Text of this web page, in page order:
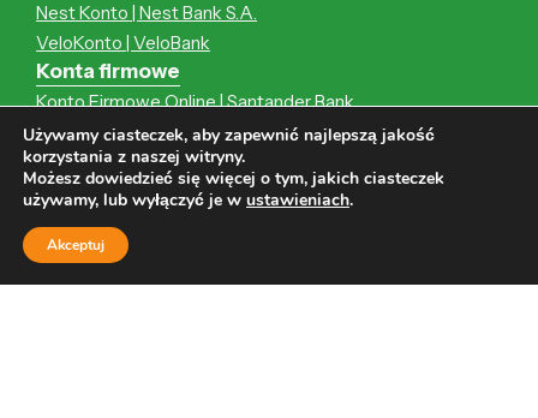
Nest Konto | Nest Bank S.A.
VeloKonto | VeloBank
Konta firmowe
Konto Firmowe Online | Santander Bank
Konto Przekorzystne Biznes | Pekao S.A.
iKonto Biznes | Alior Bank
Konto Firmowe | PKO Bank Polski S.A.
VeloKonto Firma | VeloBank
Plus Konto Biznes | Volkswagen Bank
Pożyczki pozabankowe
Używamy ciasteczek, aby zapewnić najlepszą jakość
korzystania z naszej witryny.
Możesz dowiedzieć się więcej o tym, jakich ciasteczek
używamy, lub wyłączyć je w ustawieniach.
Akceptuj